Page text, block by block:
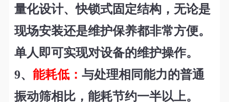
量化设计、快锁式固定结构，无论是
现场安装还是维护保养都非常方便。
单人即可实现对设备的维护操作。
9、 能耗低： 与处理相同能力的普通
振动筛相比，能耗节约一半以上。